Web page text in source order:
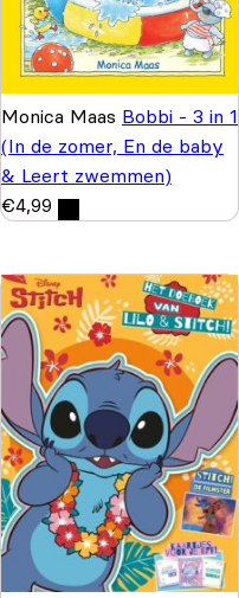
Monica Maas Bobbi - 3 in 1
(In de zomer, En de baby
& Leert zwemmen)
€4,99